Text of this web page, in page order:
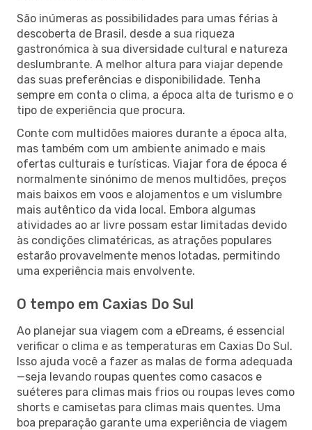
São inúmeras as possibilidades para umas férias à
descoberta de Brasil, desde a sua riqueza
gastronómica à sua diversidade cultural e natureza
deslumbrante. A melhor altura para viajar depende
das suas preferências e disponibilidade. Tenha
sempre em conta o clima, a época alta de turismo e o
tipo de experiência que procura.
Conte com multidões maiores durante a época alta,
mas também com um ambiente animado e mais
ofertas culturais e turísticas. Viajar fora de época é
normalmente sinónimo de menos multidões, preços
mais baixos em voos e alojamentos e um vislumbre
mais autêntico da vida local. Embora algumas
atividades ao ar livre possam estar limitadas devido
às condições climatéricas, as atrações populares
estarão provavelmente menos lotadas, permitindo
uma experiência mais envolvente.
O tempo em Caxias Do Sul
Ao planejar sua viagem com a eDreams, é essencial
verificar o clima e as temperaturas em Caxias Do Sul.
Isso ajuda você a fazer as malas de forma adequada
—seja levando roupas quentes como casacos e
suéteres para climas mais frios ou roupas leves como
shorts e camisetas para climas mais quentes. Uma
boa preparação garante uma experiência de viagem